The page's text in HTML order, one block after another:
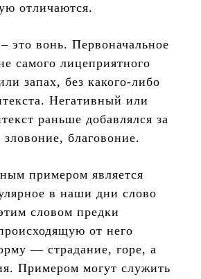
отличаются.
это вонь. Первоначальное
самого лицеприятного
запах, без какого-либо
Негативный или
раньше добавлялся за
благовоние.
примером является
в наши дни слово
словом предки
от него
— страдание, горе, а
Примером могут служить